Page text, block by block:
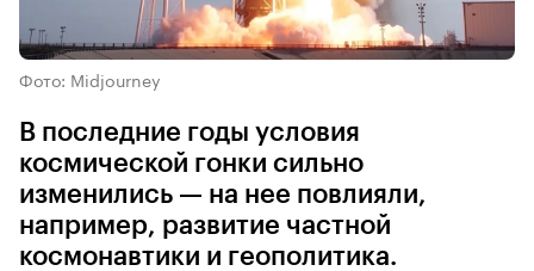
Фото: Midjourney
В последние годы условия
космической гонки сильно
изменились — на нее повлияли,
например, развитие частной
космонавтики и геополитика.